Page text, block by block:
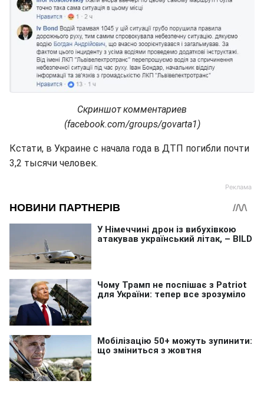
Скриншот комментариев
(facebook.com/groups/govarta1)
Кстати, в Украине с начала года в ДТП погибли почти
3,2 тысячи человек.